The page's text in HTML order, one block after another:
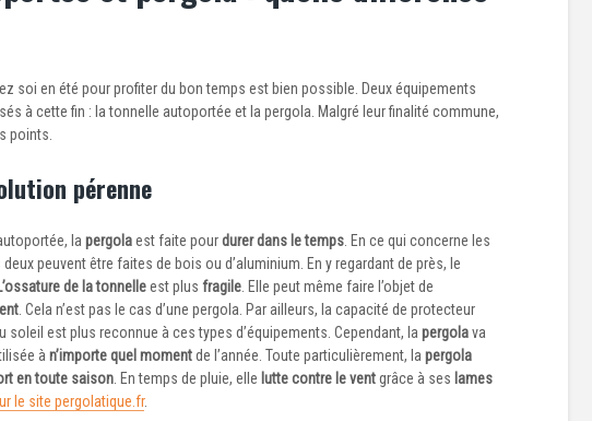
soi en été pour profiter du bon temps est bien possible. Deux équipements
à cette fin : la tonnelle autoportée et la pergola. Malgré leur finalité commune,
points.
pérenne
la pergolaest faite pourdurer dans le temps . En ce qui concerne les
peuvent être faites de bois ou d’aluminium. En y regardant de près, le
de la tonnelleest plus fragile . Elle peut même faire l’objet de
. Cela n’est pas le cas d’une pergola. Par ailleurs, la capacité de protecteur
est plus reconnue à ces types d’équipements. Cependant, la pergolava
à n’importe quel momentde l’année. Toute particulièrement, la pergola
en toute saison . En temps de pluie, elle lutte contre le ventgrâce à ses lames
le site pergolatique.fr.